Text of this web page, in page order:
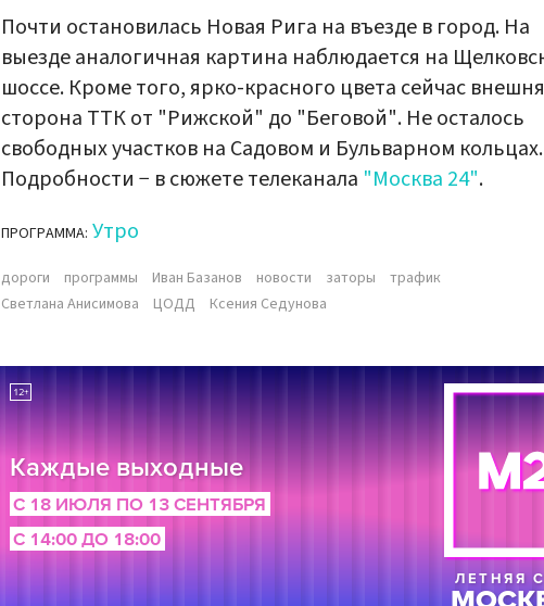
Почти остановилась Новая Рига на въезде в город. На
выезде аналогичная картина наблюдается на
шоссе. Кроме того, ярко-красного цвета сейчас
сторона ТТК от "Рижской" до "Беговой". Не осталось
свободных участков на Садовом и Бульварном кольцах.
Подробности − в сюжете телеканала "Москва 24".
ПРОГРАММА: Утро
дороги программы Иван Базанов новости заторы
трафик
Светлана Анисимова
ЦОДД Ксения Седунова